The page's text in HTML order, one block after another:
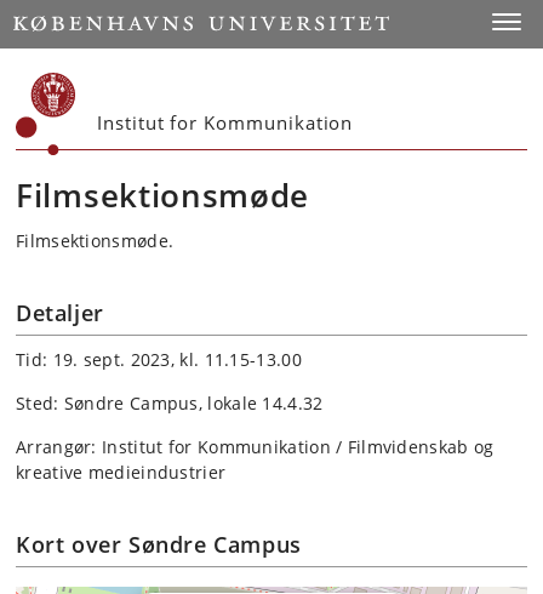
Start
Institut for Kommunikation
Filmsektionsmøde
Filmsektionsmøde.
Detaljer
Tid: 19. sept. 2023, kl. 11.15-13.00
Sted: Søndre Campus, lokale 14.4.32
Arrangør: Institut for Kommunikation / Filmvidenskab og
kreative medieindustrier
Kort over Søndre Campus